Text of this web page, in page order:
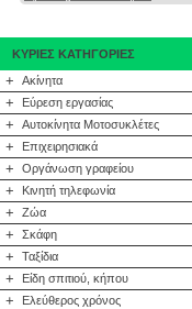
ΚΥΡΙΕΣ ΚΑΤΗΓΟΡΙΕΣ
+ Ακίνητα
+ Εύρεση εργασίας
+ Αυτοκίνητα Μοτοσυκλέτες
+ Επιχειρησιακά
+ Οργάνωση γραφείου
+ Κινητή τηλεφωνία
+ Ζώα
+ Σκάφη
+ Ταξίδια
+ Είδη σπιτιού, κήπου
+ Ελεύθερος χρόνος